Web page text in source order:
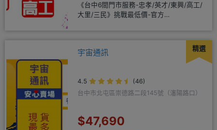
《台中6間門市服務-忠孝/英才/東興/高工/
大里/三民》挑戰最低價-官方
精選
宇宙通訊
4.5
(46)
台中市北屯區崇德路二段145號（瀋陽路口）
$47,690